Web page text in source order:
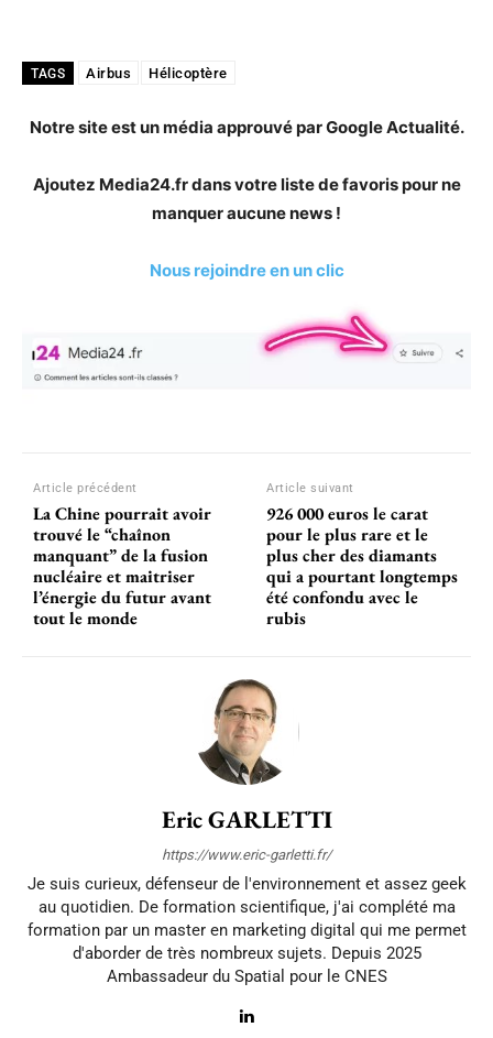
TAGS Airbus Hélicoptère
Notre site est un média approuvé par Google Actualité.
Ajoutez Media24.fr dans votre liste de favoris pour ne
manquer aucune news !
Nous rejoindre en un clic
Article précédent
La Chine pourrait avoir
trouvé le “chaînon
manquant” de la fusion
nucléaire et maitriser
l’énergie du futur avant
tout le monde
Article suivant
926 000 euros le carat
pour le plus rare et le
plus cher des diamants
qui a pourtant longtemps
été confondu avec le
rubis
Eric GARLETTI
https://www.eric-garletti.fr/
Je suis curieux, défenseur de l'environnement et assez geek
au quotidien. De formation scientifique, j'ai complété ma
formation par un master en marketing digital qui me permet
d'aborder de très nombreux sujets. Depuis 2025
Ambassadeur du Spatial pour le CNES